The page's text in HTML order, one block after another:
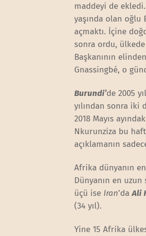
maddeyi de
yaşında olan oğlu
açmaktı. İçine
sonra ordu, ülkede
Başkanının
Gnassingbé, o
Burundi’de 2005
yılından sonra iki
2018 Mayıs
Nkurunziza bu
açıklamanın
Afrika dünyanın
Dünyanın en
üçü ise Iran’daAli
(34 yıl).
Yine 15 Afrika